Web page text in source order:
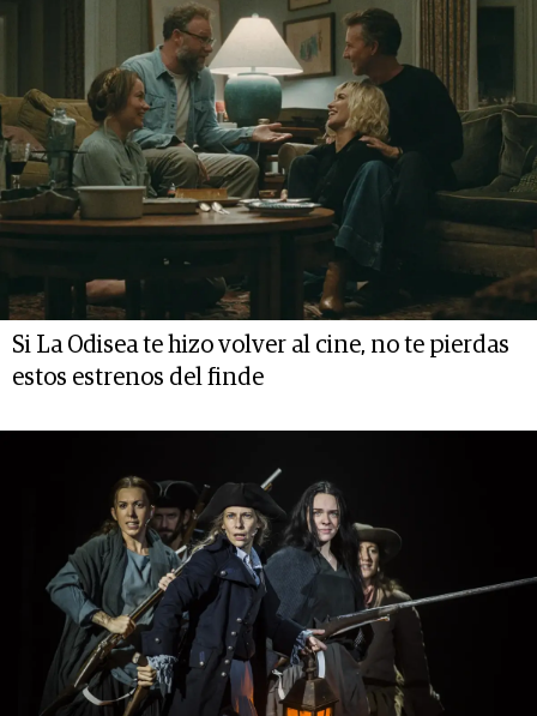
Si La Odisea te hizo volver al cine, no te pierdas
estos estrenos del finde